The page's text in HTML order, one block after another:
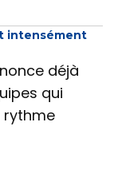
intensément
déjà
qui
rythme